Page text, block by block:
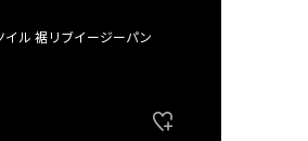
イル 裾リブイージーパン